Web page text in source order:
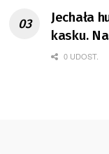
Jechała
kasku.
ciężkim
0 UDOST.